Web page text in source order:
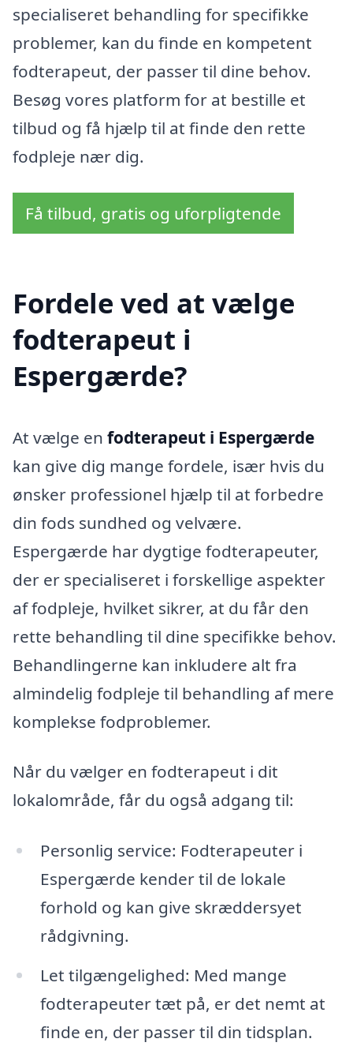
specialiseret behandling for specifikke
problemer, kan du finde en kompetent
fodterapeut, der passer til dine behov.
Besøg vores platform for at bestille et
tilbud og få hjælp til at finde den rette
fodpleje nær dig.
Få tilbud, gratis og uforpligtende
Fordele ved at vælge
fodterapeut i
Espergærde?
At vælge en fodterapeut i Espergærde
kan give dig mange fordele, især hvis du
ønsker professionel hjælp til at forbedre
din fods sundhed og velvære.
Espergærde har dygtige fodterapeuter,
der er specialiseret i forskellige aspekter
af fodpleje, hvilket sikrer, at du får den
rette behandling til dine specifikke behov.
Behandlingerne kan inkludere alt fra
almindelig fodpleje til behandling af mere
komplekse fodproblemer.
Når du vælger en fodterapeut i dit
lokalområde, får du også adgang til:
Personlig service: Fodterapeuter i
Espergærde kender til de lokale
forhold og kan give skræddersyet
rådgivning.
Let tilgængelighed: Med mange
fodterapeuter tæt på, er det nemt at
finde en, der passer til din tidsplan.